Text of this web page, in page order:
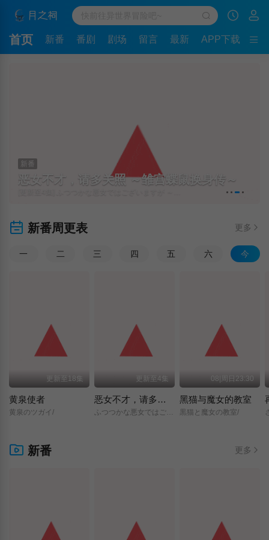
首页 新番 番剧 剧场 留言 最新 APP下载
新番
恶女不才，请多关照 ～雏宫蝶鼠换身传～
新番周更表 更多
一 二 三 四 五 六 今
更新至18集
黄泉使者
黄泉のツガイ/
更新至4集
恶女不才，请多关照 ～雏宫蝶鼠换身传～
ふつつかな悪女ではございますが/～雛宮蝶鼠とりかえ伝～/
08|周日23:30
黑猫与魔女的教室
黒猫と魔女の教室/
新番 更多